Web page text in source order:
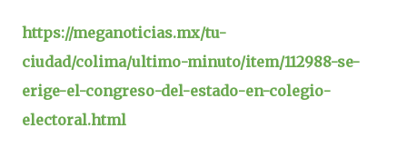
https://meganoticias.mx/tu-
ciudad/colima/ultimo-minuto/item/112988-se-
erige-el-congreso-del-estado-en-colegio-
electoral.html